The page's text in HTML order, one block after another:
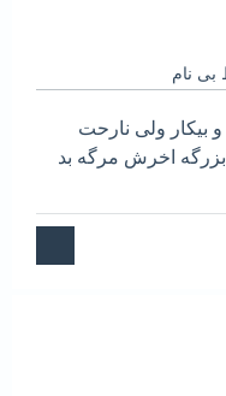
بی نام
بیکار ولی نارحت
اخرش مرگه بد